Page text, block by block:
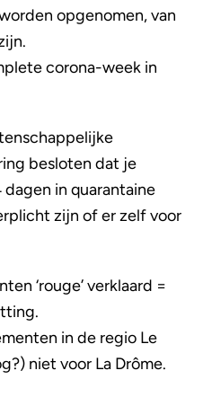
opgenomen, van
corona-week in
besloten dat je
dagen in quarantaine
zijn of er zelf voor
‘rouge’ verklaard =
in de regio Le
niet voor La Drôme.